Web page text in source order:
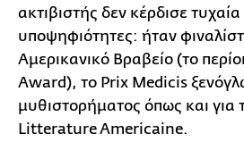
ακτιβιστής δεν κέρδισε
υποψηφιότητες: ήταν φιναλίστ
Αμερικανικό Βραβείο (το
Award), το Prix Medicis
μυθιστορήματος όπως και για
Litterature Americaine.